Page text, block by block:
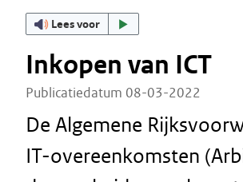
Lees voor
Inkopen van ICT
Publicatiedatum 08-03-2022
De Algemene
IT-overeenkomsten